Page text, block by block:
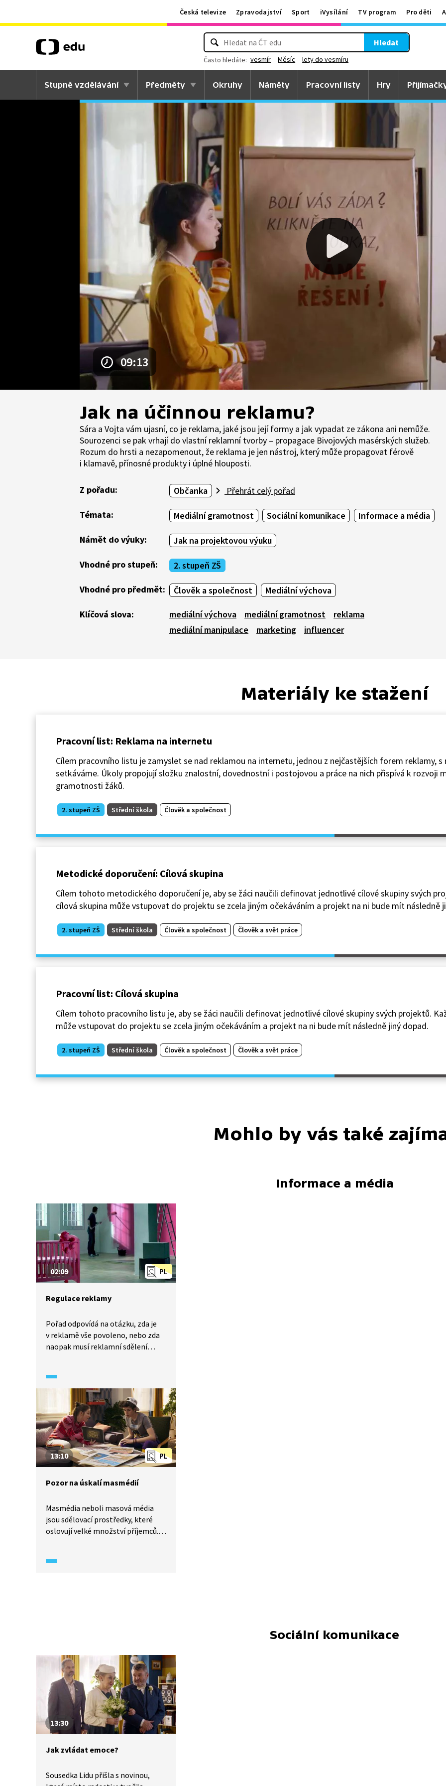
Česká televize Zpravodajství Sport iVysílání TV program Pro děti
Hledat
Často hledáte: vesmír Měsíc lety do vesmíru
Stupně vzdělávání Předměty Okruhy Náměty Pracovní listy Hry
09:13
Jak na účinnou reklamu?
Sára a Vojta vám ujasní, co je reklama, jaké jsou její formy a jak vypadat ze zákona ani nemůže.
Sourozenci se pak vrhají do vlastní reklamní tvorby – propagace Bivojových masérských služeb.
Rozum do hrsti a nezapomenout, že reklama je jen nástroj, který může propagovat férově
i klamavě, přínosné produkty i úplné hlouposti.
Z pořadu: Občanka Přehrát celý pořad
Témata: Mediální gramotnost Sociální komunikace Informace a média
Námět do výuky: Jak na projektovou výuku
Vhodné pro stupeň: 2. stupeň ZŠ
Vhodné pro předmět: Člověk a společnost Mediální výchova
Klíčová slova: mediální výchova mediální gramotnost
reklama
mediální manipulace
marketing influencer
Materiály ke stažení
Pracovní list: Reklama na internetu
Cílem pracovního listu je zamyslet se nad reklamou na internetu, jednou z nejčastějších forem reklamy, s
setkáváme. Úkoly propojují složku znalostní, dovednostní i postojovou a práce na nich přispívá k rozvoji
gramotnosti žáků.
2. stupeň ZŠ Střední škola Člověk a společnost
Metodické doporučení: Cílová skupina
Cílem tohoto metodického doporučení je, aby se žáci naučili definovat jednotlivé cílové skupiny svých
cílová skupina může vstupovat do projektu se zcela jiným očekáváním a projekt na ni bude mít následně
2. stupeň ZŠ Střední škola Člověk a společnost Člověk a svět práce
Pracovní list: Cílová skupina
Cílem tohoto pracovního listu je, aby se žáci naučili definovat jednotlivé cílové skupiny svých projektů.
může vstupovat do projektu se zcela jiným očekáváním a projekt na ni bude mít následně jiný dopad.
2. stupeň ZŠ Střední škola Člověk a společnost Člověk a svět práce
Mohlo by vás také
Informace a média
PL
02:09
Regulace reklamy
Pořad odpovídá na otázku, zda je
v reklamě vše povoleno, nebo zda
naopak musí reklamní sdělení
PL
13:10
Pozor na úskalí masmédií
Masmédia neboli masová média
jsou sdělovací prostředky, které
oslovují velké množství příjemců.
které jsou v nich uveřejněné, je
Sociální komunikace
13:30
Jak zvládat emoce?
Sousedka Lidu přišla s novinou,